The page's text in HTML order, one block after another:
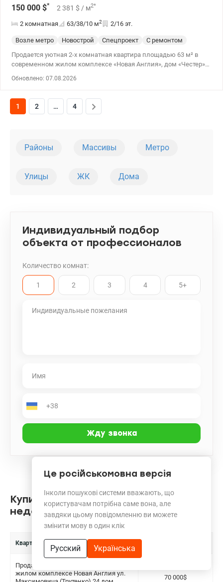
150 000 $* 2 381 $ / м2*
2 комнатная 63/38/10 м2 2/16 эт.
Возле метро Новострой Спецпроект
С ремонтом
Продается уютная 2-х комнатная квартира площадью 63 м² в
современном жилом комплексе «Новая Англия», дом «Честер».
кондиционер, стиральная/сушильная машина, холодильник,
телевизор). «Новая Англия» – ЖК с развитой инфраструктурой,
Обновлено: 07.08.2026
1 2 … 4
Районы Массивы Метро
Улицы ЖК Дома
Индивидуальный подбор
объекта от профессионалов
Количество комнат:
1 2 3 4 5+
Купить квартиру в ЖК Новая Англия
недорого
Квартиры в продаже
Продажа видовой 1-к квартиры в
жилом комплексе Новая Англия ул.
70 000$
Це російськомовна версія
Інколи пошукові системи вважають, що
користувачам потрібна саме вона, але
завдяки цьому повідомленню ви можете
змінити мову в один клік
Русский Українська